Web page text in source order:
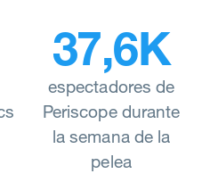
37,6K
espectadores de
Periscope durante
la semana de la
pelea